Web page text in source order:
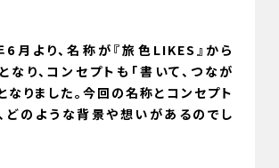
月より、名称が『旅色LIKES』から
なり、コンセプトも「書いて、つなが
なりました。今回の名称とコンセプト
どのような背景や想いがあるのでし